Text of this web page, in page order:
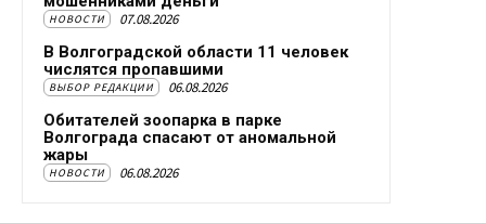
НОВОСТИ 07.08.2026
В Волгоградской области 11 человек
числятся пропавшими
ВЫБОР РЕДАКЦИИ 06.08.2026
Обитателей зоопарка в парке
Волгограда спасают от аномальной
жары
НОВОСТИ 06.08.2026